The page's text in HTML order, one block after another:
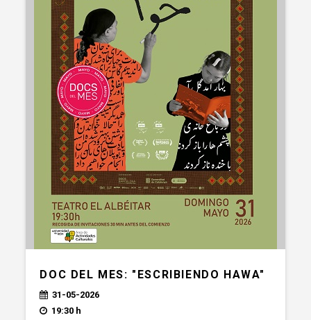
DOC DEL MES: "ESCRIBIENDO HAWA"
31-05-2026
19:30 h